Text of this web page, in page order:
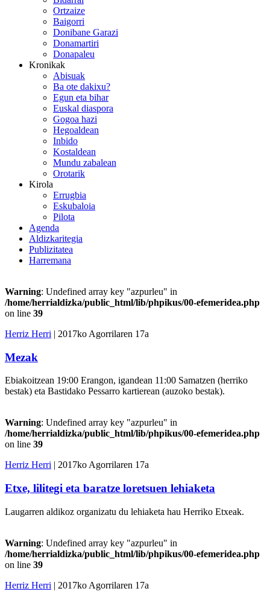
Ortzaize
Baigorri
Donibane Garazi
Donamartiri
Donapaleu
Kronikak
Abisuak
Ba ote dakixu?
Egun eta bihar
Euskal diaspora
Gogoa hazi
Hegoaldean
Inbido
Kostaldean
Mundu zabalean
Orotarik
Kirola
Errugbia
Eskubaloia
Pilota
Agenda
Aldizkaritegia
Publizitatea
Harremana
Warning: Undefined array key "azpurleu" in
/home/herrialdizka/public_html/lib/phpikus/00-efemeridea.php
on line 39
Herriz Herri | 2017ko Agorrilaren 17a
Mezak
Ebiakoitzean 19:00 Erangon, igandean 11:00 Samatzen (herriko
bestak) eta Bastidako Pessarro kartierean (auzoko bestak).
Warning: Undefined array key "azpurleu" in
/home/herrialdizka/public_html/lib/phpikus/00-efemeridea.php
on line 39
Herriz Herri | 2017ko Agorrilaren 17a
Etxe, lilitegi eta baratze loretsuen lehiaketa
Laugarren aldikoz organizatu du lehiaketa hau Herriko Etxeak.
Warning: Undefined array key "azpurleu" in
/home/herrialdizka/public_html/lib/phpikus/00-efemeridea.php
on line 39
Herriz Herri | 2017ko Agorrilaren 17a